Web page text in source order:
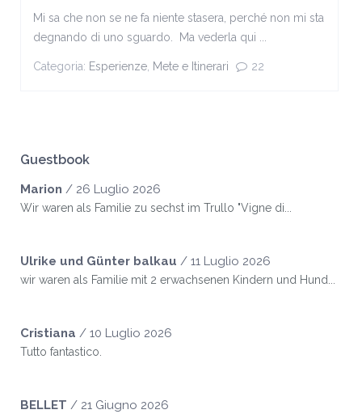
Mi sa che non se ne fa niente stasera, perché non mi sta
degnando di uno sguardo. Ma vederla qui ...
Categoria: Esperienze, Mete e Itinerari 22
Guestbook
Marion / 26 Luglio 2026
Wir waren als Familie zu sechst im Trullo "Vigne di...
Ulrike und Günter balkau / 11 Luglio 2026
wir waren als Familie mit 2 erwachsenen Kindern und Hund...
Cristiana / 10 Luglio 2026
Tutto fantastico.
BELLET / 21 Giugno 2026